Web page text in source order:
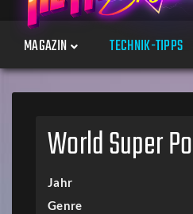
MAGAZIN TECHNIK-TIPPS
World Super
Jahr
Genre